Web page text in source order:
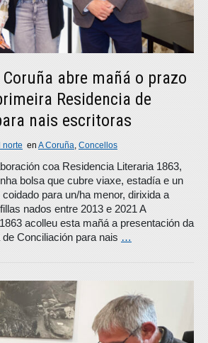
abre mañá o prazo
Residencia de
nais escritoras
norte en A Coruña Concellos
coa Residencia Literaria 1863,
bolsa que cubre viaxe, estadía e un
para un/ha menor, dirixida a
nados entre 2013 e 2021 A
acolleu esta mañá a presentación da
Conciliación para nais …